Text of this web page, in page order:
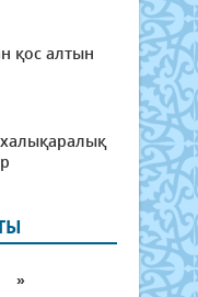
қос алтын
халықаралық
»